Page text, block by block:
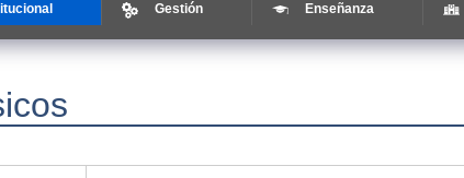
Gestión Enseñanza